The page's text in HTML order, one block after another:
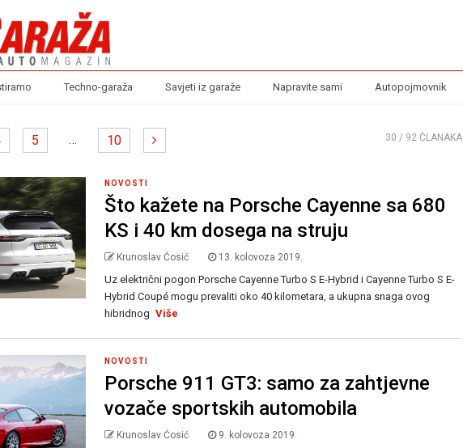
Techno-garaža Savjeti iz garaže Napravite sami Autopojmovnik
5 … 10 30 / 92 ČLANAKA
NOVOSTI
Što kažete na Porsche Cayenne sa 680
KS i 40 km dosega na struju
Krunoslav Ćosić 13. kolovoza 2019.
Uz električni pogon Porsche Cayenne Turbo S E-Hybrid i Cayenne Turbo S E-
Hybrid Coupé mogu prevaliti oko 40 kilometara, a ukupna snaga ovog
hibridnog Više
NOVOSTI
Porsche 911 GT3: samo za zahtjevne
vozače sportskih automobila
Krunoslav Ćosić 9. kolovoza 2019.